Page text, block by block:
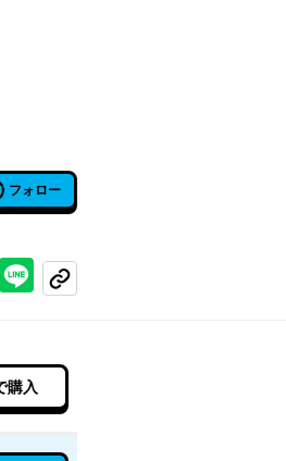
フォロー
投稿する
ラインでシェアする
コピーする
購入